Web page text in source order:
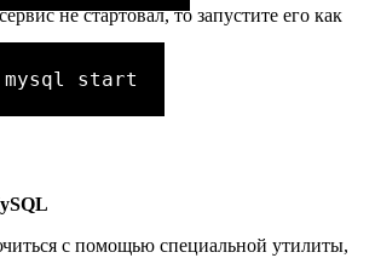
не стартовал, то запустите его как
mysql start
с помощью специальной утилиты,